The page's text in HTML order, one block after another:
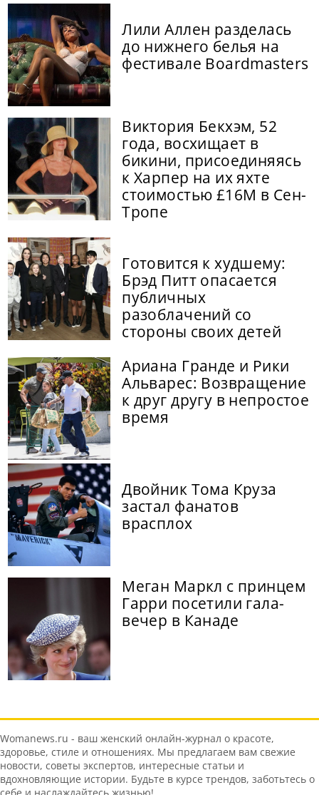
Лили Аллен разделась
до нижнего белья на
фестивале Boardmasters
Виктория Бекхэм, 52
года, восхищает в
бикини, присоединяясь
к Харпер на их яхте
стоимостью £16M в Сен-
Тропе
Готовится к худшему:
Брэд Питт опасается
публичных
разоблачений со
стороны своих детей
Ариана Гранде и Рики
Альварес: Возвращение
к друг другу в непростое
время
Двойник Тома Круза
застал фанатов
врасплох
Меган Маркл с принцем
Гарри посетили гала-
вечер в Канаде
Womanews.ru - ваш женский онлайн-журнал о красоте,
здоровье, стиле и отношениях. Мы предлагаем вам свежие
новости, советы экспертов, интересные статьи и
вдохновляющие истории. Будьте в курсе трендов, заботьтесь о